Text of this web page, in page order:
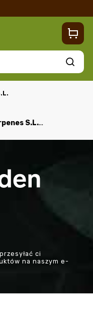
Contacts
Szukaj
S.L....
ci
na naszym e-